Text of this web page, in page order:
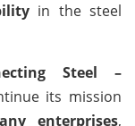
in the steel
Steel –
its mission
enterprises,